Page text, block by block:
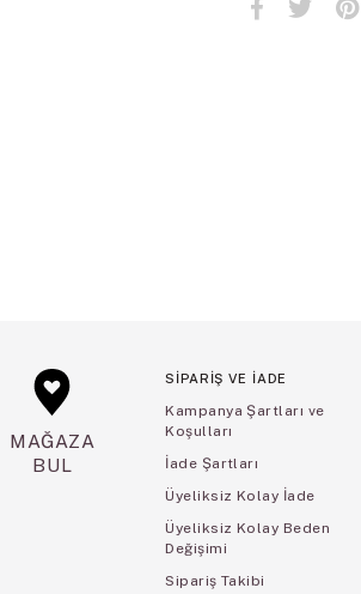
MAĞAZA
BUL
SİPARİŞ VE İADE
Kampanya Şartları ve
Koşulları
İade Şartları
Üyeliksiz Kolay İade
Üyeliksiz Kolay Beden
Değişimi
Sipariş Takibi